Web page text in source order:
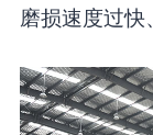
磨损速度过快